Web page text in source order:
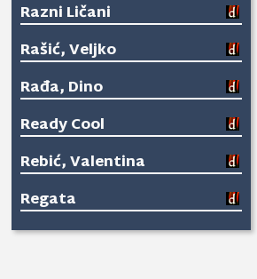
Razni Ličani
Rašić, Veljko
Rađa, Dino
Ready Cool
Rebić, Valentina
Regata
Relax